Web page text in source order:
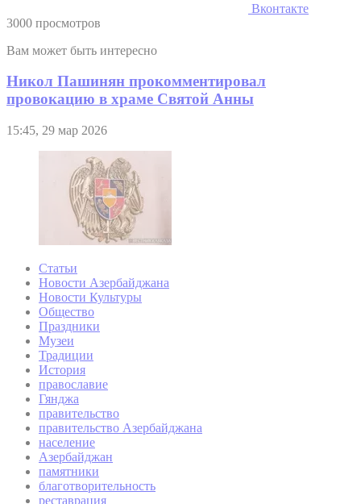
Вконтакте
3000 просмотров
Вам может быть интересно
Никол Пашинян прокомментировал
провокацию в храме Святой Анны
15:45, 29 мар 2026
Статьи
Новости Азербайджана
Новости Культуры
Общество
Праздники
Музеи
Традиции
История
православие
Гянджа
правительство
правительство Азербайджана
население
Азербайджан
памятники
благотворительность
реставрация